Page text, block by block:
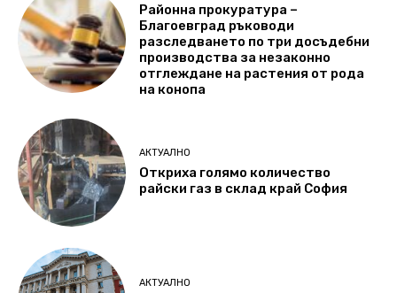
Районна прокуратура –
Благоевград ръководи
разследването по три досъдебни
производства за незаконно
отглеждане на растения от рода
на конопа
АКТУАЛНО
Откриха голямо количество
райски газ в склад край София
АКТУАЛНО